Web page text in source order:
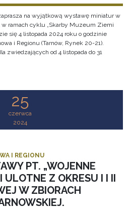
na wyjątkową wystawę miniatur w
w ramach cyklu „Skarby Muzeum Ziemi
się 4 listopada 2024 roku o godzinie
i Regionu (Tarnów, Rynek 20-21).
zwiedzających od 4 listopada do 31
25
czerwca
2024
I REGIONU
PT. „WOJENNE
ULOTNE Z OKRESU I I II
W ZBIORACH